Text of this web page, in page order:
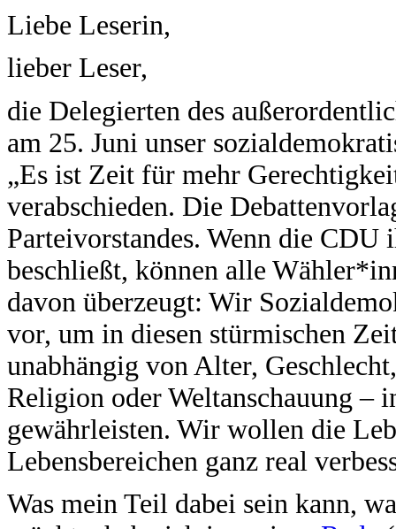
Liebe Leserin,
lieber Leser,
die Delegierten des
am 25. Juni unser
„Es ist Zeit für mehr
verabschieden. Die
Parteivorstandes. Wenn die
beschließt, können alle
davon überzeugt: Wir
vor, um in diesen stürmischen
unabhängig von Alter,
Religion oder Weltanschauung –
gewährleisten. Wir wollen die
Lebensbereichen ganz real
Was mein Teil dabei sein kann,